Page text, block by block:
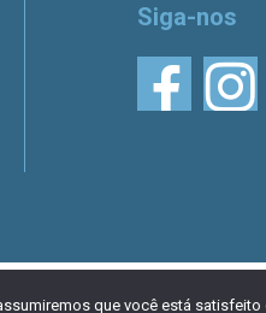
Siga-nos
Desenvolvido porNaçãoDesign|
que você está satisfeito